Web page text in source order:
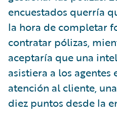
encuestados querría
la hora de completar
contratar pólizas,
aceptaría que una
asistiera a los agentes
atención al cliente,
diez puntos desde la